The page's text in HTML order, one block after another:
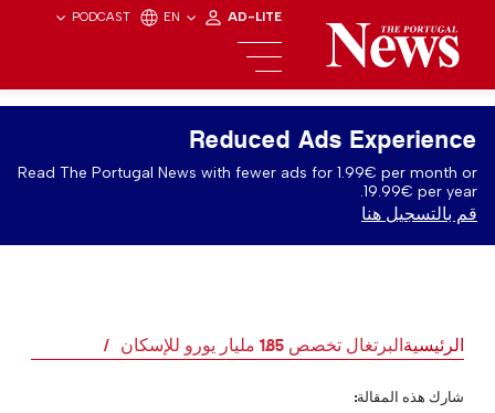
PODCAST EN AD-LITE
Reduced Ads Experience
Read The Portugal News with fewer ads for 1.99€ per month or
19.99€ per year.
قم بالتسجيل هنا
الرئيسيةالبرتغال تخصص 1.85 مليار يورو للإسكان
شارك هذه المقالة: